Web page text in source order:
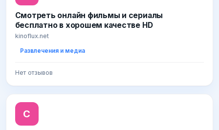
Смотреть онлайн фильмы и сериалы
бесплатно в хорошем качестве HD
kinoflux.net
Развлечения и медиа
Нет отзывов
С